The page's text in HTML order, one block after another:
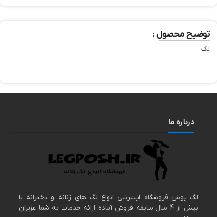
توضیح محصول :
لگ
درباره ما
لگ پوش فروشگاه اینترنتی انواع لگ های زنانه و دخترانه با
بیش از 4 سال سابقه فروش آماده ارائه خدمات به شما عزیزان